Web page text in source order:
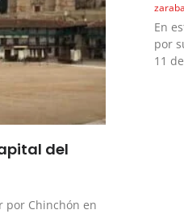
del
por Chinchón en
En
por
11